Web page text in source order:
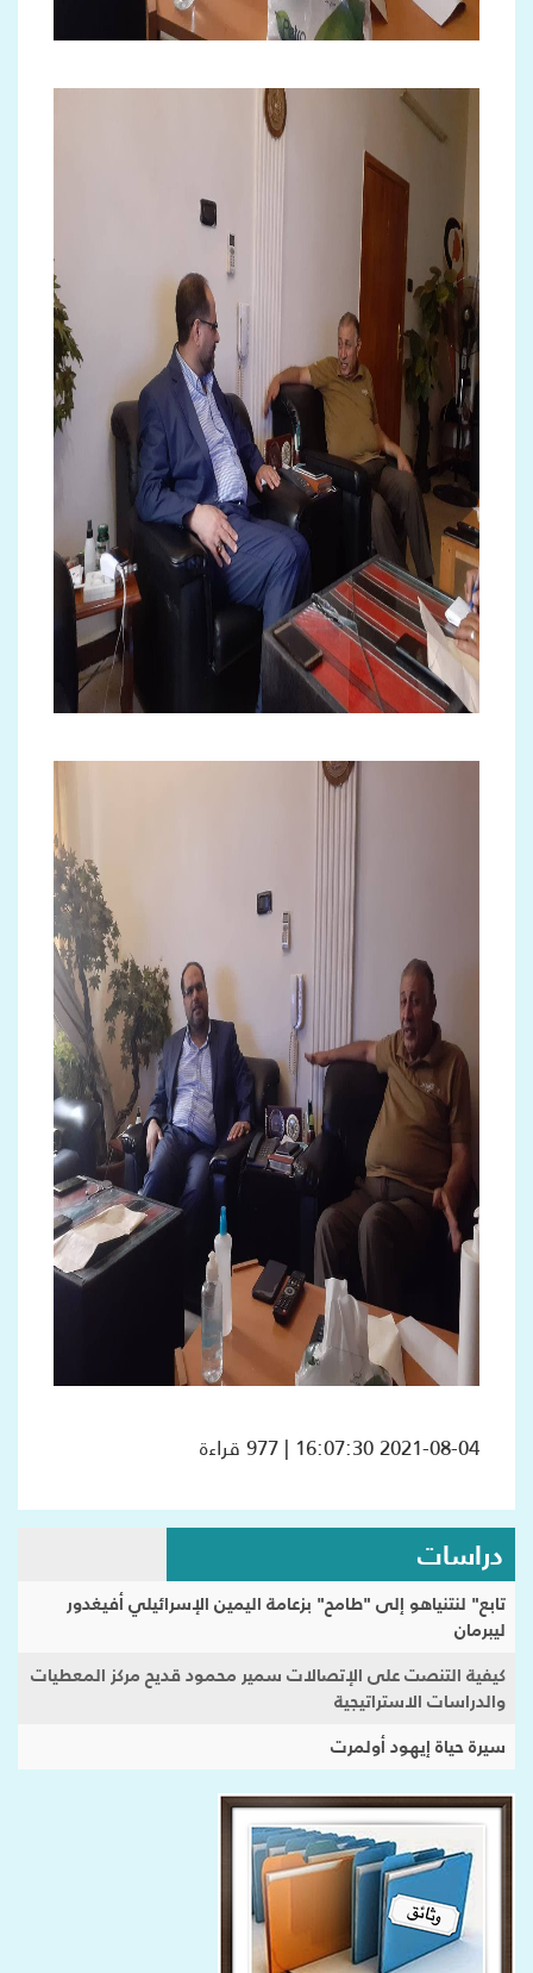
2021-08-04 16:07:30 | 977 قراءة
دراسات
تابع" لنتنياهو إلى "طامح" بزعامة اليمين الإسرائيلي أفيغدور
ليبرمان
كيفية التنصت على الإتصالات سمير محمود قديح مركز المعطيات
والدراسات الاستراتيجية
سيرة حياة إيهود أولمرت